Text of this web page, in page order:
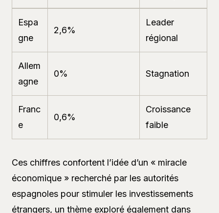
Espa
gne
2,6%
Leader
régional
Allem
agne
0% Stagnation
Franc
e
0,6%
Croissance
faible
Ces chiffres confortent l’idée d’un « miracle
économique » recherché par les autorités
espagnoles pour stimuler les investissements
étrangers, un thème exploré également dans